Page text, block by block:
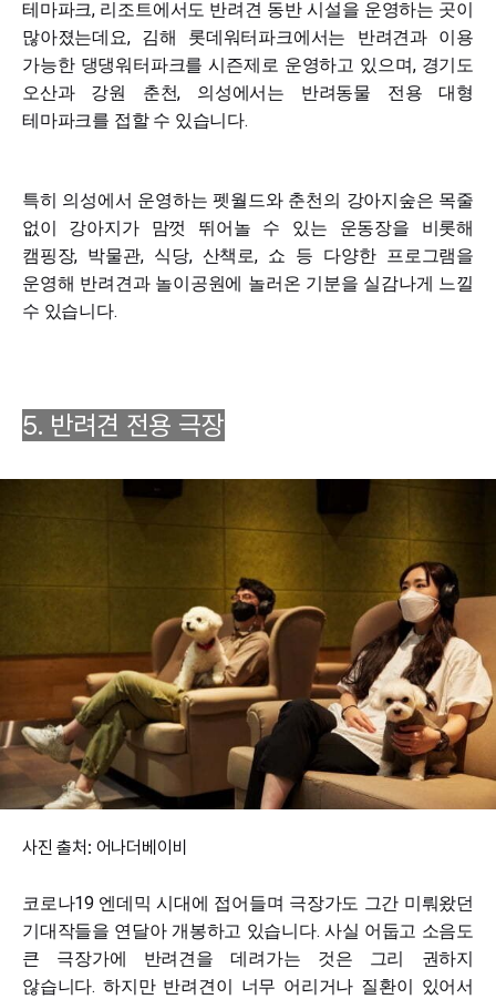
테마파크, 리조트에서도 반려견 동반 시설을 운영하는 곳이
많아졌는데요, 김해 롯데워터파크에서는 반려견과 이용
가능한 댕댕워터파크를 시즌제로 운영하고 있으며, 경기도
오산과 강원 춘천, 의성에서는 반려동물 전용 대형
테마파크를 접할 수 있습니다.
특히 의성에서 운영하는 펫월드와 춘천의 강아지숲은 목줄
없이 강아지가 맘껏 뛰어놀 수 있는 운동장을 비롯해
캠핑장, 박물관, 식당, 산책로, 쇼 등 다양한 프로그램을
운영해 반려견과 놀이공원에 놀러온 기분을 실감나게 느낄
수 있습니다.
5. 반려견 전용 극장
사진 출처: 어나더베이비
코로나19 엔데믹 시대에 접어들며 극장가도 그간 미뤄왔던
기대작들을 연달아 개봉하고 있습니다. 사실 어둡고 소음도
큰 극장가에 반려견을 데려가는 것은 그리 권하지
않습니다. 하지만 반려견이 너무 어리거나 질환이 있어서